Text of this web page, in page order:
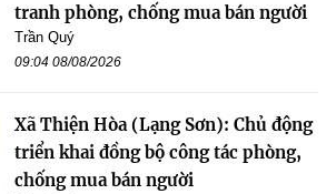
tranh phòng, chống mua bán người
Trần Quý
09:04 08/08/2026
Xã Thiện Hòa (Lạng Sơn): Chủ động
triển khai đồng bộ công tác phòng,
chống mua bán người